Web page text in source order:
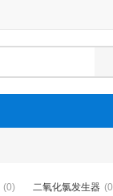
(0) 二氧化氯发生器